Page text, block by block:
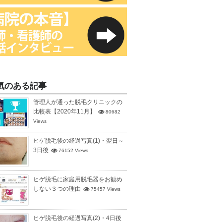
のある記事
管理人が通った脱毛クリニックの
比較表【2020年11月】
80682
Views
ヒゲ脱毛後の経過写真(1)・翌日～
3日後
76152 Views
ヒゲ脱毛に家庭用脱毛器をお勧め
しない３つの理由
75457 Views
ヒゲ脱毛後の経過写真(2)・4日後